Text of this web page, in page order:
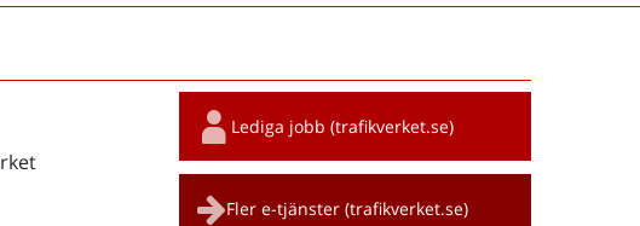
Snabblänkar
Lediga jobb (trafikverket.se)
Fler e-tjänster (trafikverket.se)